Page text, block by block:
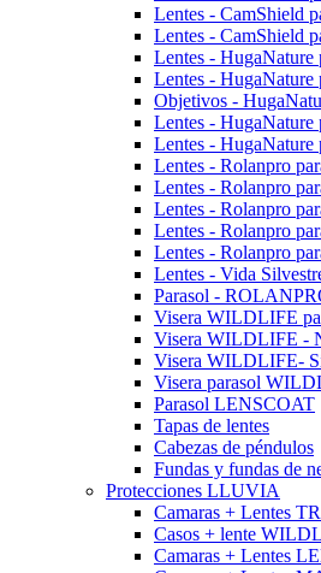
Lentes - CamShield
Lentes - CamShield
Lentes -
Lentes -
Objetivos -
Lentes - HugaNature
Lentes -
Lentes - Rolanpro
Lentes - Rolanpro
Lentes - Rolanpro
Lentes - Rolanpro
Lentes - Rolanpro
Lentes - Vida
Parasol -
Visera WILDLIFE
Visera WILDLIFE -
Visera WILDLIFE-
Visera parasol
Parasol LENSCOAT
Tapas de lentes
Cabezas de péndulos
Fundas y fundas de
Protecciones LLUVIA
Camaras + Lentes
Casos + lente
Camaras + Lentes